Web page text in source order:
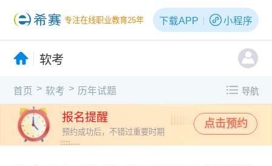
专注在线职业教育25年 下载APP 小程序
软考
首页 > 软考 > 历年试题 导航
报名提醒
预约成功后，不错过重要时期
点击预约